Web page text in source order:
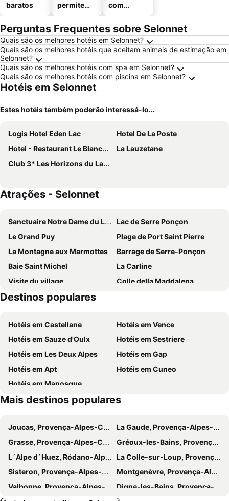
baratos
permitem
com
mento
Perguntas Frequentes sobre Selonnet
Quais são os melhores hotéis em Selonnet?
Quais são os melhores hotéis que aceitam animais de estimação em
Selonnet?
Quais são os melhores hotéis com spa em Selonnet?
Quais são os melhores hotéis com piscina em Selonnet?
Hotéis em Selonnet
Estes hotéis também poderão interessá-lo...
Logis Hotel Eden Lac
Hotel De La Poste
Hotel - Restaurant Le Blanchon
La Lauzetane
Club 3* Les Horizons du Lac - Vacances Bleues
Atrações - Selonnet
Sanctuaire Notre Dame du Laus
Lac de Serre Ponçon
Le Grand Puy
Plage de Port Saint Pierre
La Montagne aux Marmottes
Barrage de Serre-Ponçon
Baie Saint Michel
La Carline
Visite du village
Colle della Maddalena
La Joue du Loup
Visite de la ville
Station de ski de Pra-Loup
Destinos populares
Hotéis em Castellane
Hotéis em Vence
Hotéis em Sauze d'Oulx
Hotéis em Sestriere
Hotéis em Les Deux Alpes
Hotéis em Gap
Hotéis em Apt
Hotéis em Cuneo
Hotéis em Manosque
Mais destinos populares
Joucas, Provença-Alpes-Costa Azul Hotéis
La Gaude, Provença-Alpes-Costa Azul Hotéis
Grasse, Provença-Alpes-Costa Azul Hotéis
Gréoux-les-Bains, Provença-Alpes-Costa Azul Hotéis
L´Alpe d´Huez, Ródano-Alpes Hotéis
La Colle-sur-Loup, Provença-Alpes-Costa Azul Hotéis
Sisteron, Provença-Alpes-Costa Azul Hotéis
Montgenèvre, Provença-Alpes-Costa Azul Hotéis
Valbonne, Provença-Alpes-Costa Azul Hotéis
Digne-les-Bains, Provença-Alpes-Costa Azul Hotéis